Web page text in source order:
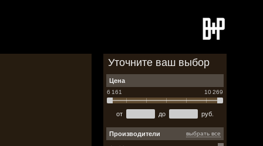
Уточните ваш выбор
Цена
6 161 10 269
от до руб.
Производители выбрать все